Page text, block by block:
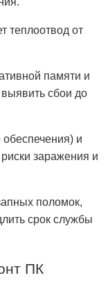
теплоотвод от
памяти и
сбои до
и
заражения и
поломок,
срок службы
ПК